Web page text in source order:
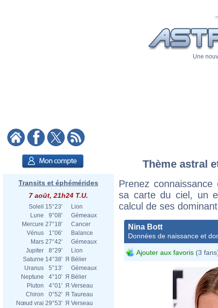
Une
Transits et éphémérides
7 août, 21h24 T.U.
Soleil 15°23'
Lion
Lune
9°08'
Gémeaux
Mercure 27°18'
Cancer
Vénus
1°06'
Balance
Mars 27°42'
Gémeaux
Jupiter
8°29'
Lion
Saturne 14°38' Я Bélier
Uranus
5°13'
Gémeaux
Neptune
4°10' Я Bélier
Pluton
4°01' Я Verseau
Chiron
0°52' Я Taureau
Nœud vrai 29°53' Я Verseau
Thème astral
Prenez
sa carte du ciel, un
calcul de ses
Nina Bott
Données de naissance et
Ajouter aux favoris (3